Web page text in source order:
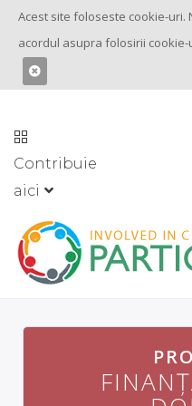
Acest site foloseste cookie-uri.
acordul asupra folosirii cookie-
Contribuie
aici